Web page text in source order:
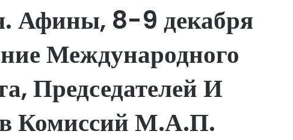
Афины, 8-9 декабря
Международного
Председателей И
Комиссий М.А.П.